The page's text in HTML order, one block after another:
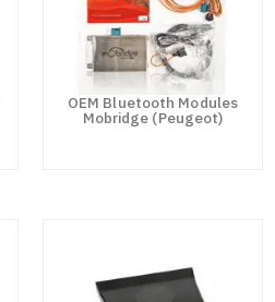
OEM Bluetooth Modules
Mobridge (Peugeot)